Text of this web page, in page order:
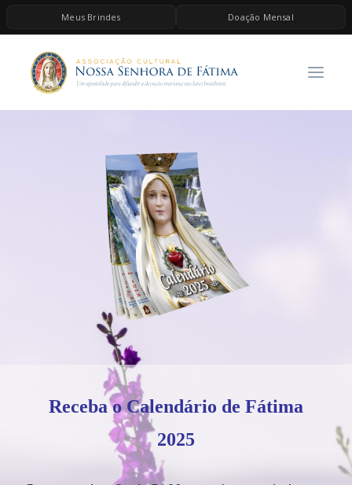
Meus Brindes Doação Mensal
A ASSOCIAÇÃO
CONTEÚDOS DE MARIA
ESPIRITUALIDADE
AS MELHORES MÚSICAS CATÓLICAS
QUERO DOAR
Receba o Calendário de Fátima
2025